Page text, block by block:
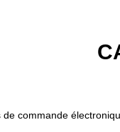
de commande